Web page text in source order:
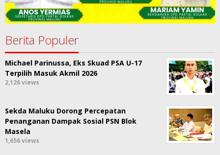
Berita Populer
Michael Parinussa, Eks Skuad PSA U-17
Terpilih Masuk Akmil 2026
2,126 views
Sekda Maluku Dorong Percepatan
Penanganan Dampak Sosial PSN Blok
Masela
1,656 views